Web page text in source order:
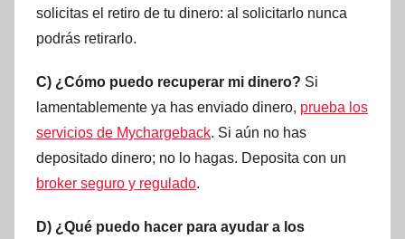
solicitas el retiro de tu dinero: al solicitarlo nunca
podrás retirarlo.
C) ¿Cómo puedo recuperar mi dinero? Si
lamentablemente ya has enviado dinero, prueba los
servicios de Mychargeback. Si aún no has
depositado dinero; no lo hagas. Deposita con un
broker seguro y regulado.
D) ¿Qué puedo hacer para ayudar a los